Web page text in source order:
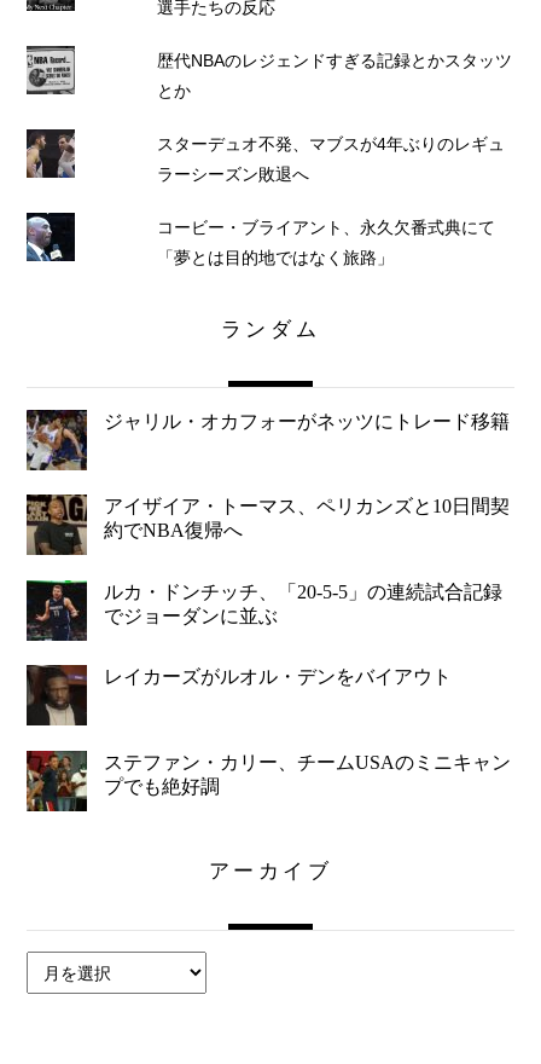
選手たちの反応
歴代NBAのレジェンドすぎる記録とかスタッツ
とか
スターデュオ不発、マブスが4年ぶりのレギュ
ラーシーズン敗退へ
コービー・ブライアント、永久欠番式典にて
「夢とは目的地ではなく旅路」
ランダム
ジャリル・オカフォーがネッツにトレード移籍
アイザイア・トーマス、ペリカンズと10日間契
約でNBA復帰へ
ルカ・ドンチッチ、「20-5-5」の連続試合記録
でジョーダンに並ぶ
レイカーズがルオル・デンをバイアウト
ステファン・カリー、チームUSAのミニキャン
プでも絶好調
アーカイブ
ー